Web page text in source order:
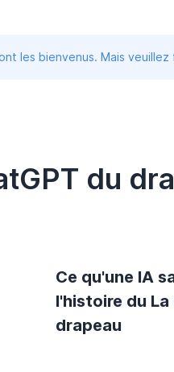
les bienvenus. Mais
du
Ce qu'une IA
l'histoire du La
drapeau